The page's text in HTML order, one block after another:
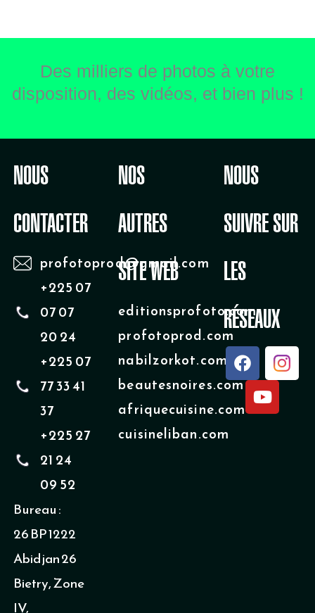
Des milliers de photos à votre
disposition, des vidéos, et bien plus !
NOUS
CONTACTER
profotoprod@gmail.com
+225 07
07 07
20 24
+225 07
77 33 41
37
+225 27
21 24
09 52
Bureau :
26 BP 1222
Abidjan 26
Bietry, Zone
IV,
NOS
AUTRES
SITE WEB
editionsprofoto.com
profotoprod.com
nabilzorkot.com
beautesnoires.com
afriquecuisine.com
cuisineliban.com
NOUS
SUIVRE SUR
LES
RÉSEAUX
F
a
c
e
Y
u
t